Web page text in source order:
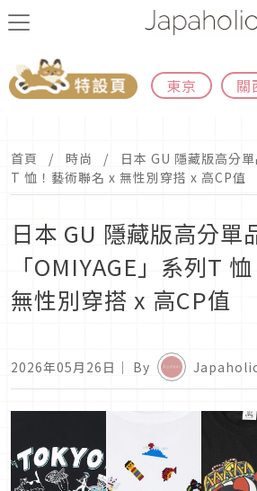
東京 關
首頁 時尚
日本 GU 隱藏版高分
T 恤！藝術聯名 x 無性別穿搭 x 高CP值
日本 GU 隱藏版高分單
「OMIYAGE」系列T
無性別穿搭 x 高CP值
2026年05月26日 ｜ By